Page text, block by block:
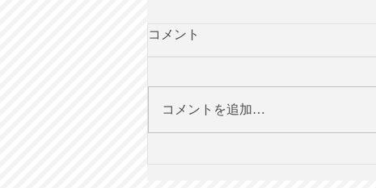
コメント
コメントを追加…